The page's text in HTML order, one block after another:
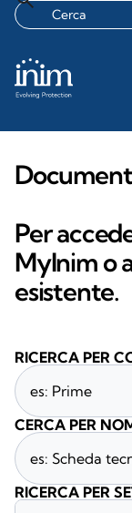
Per
MyInim o
esistente.
RICERCA PER
CERCA PER
RICERCA PER